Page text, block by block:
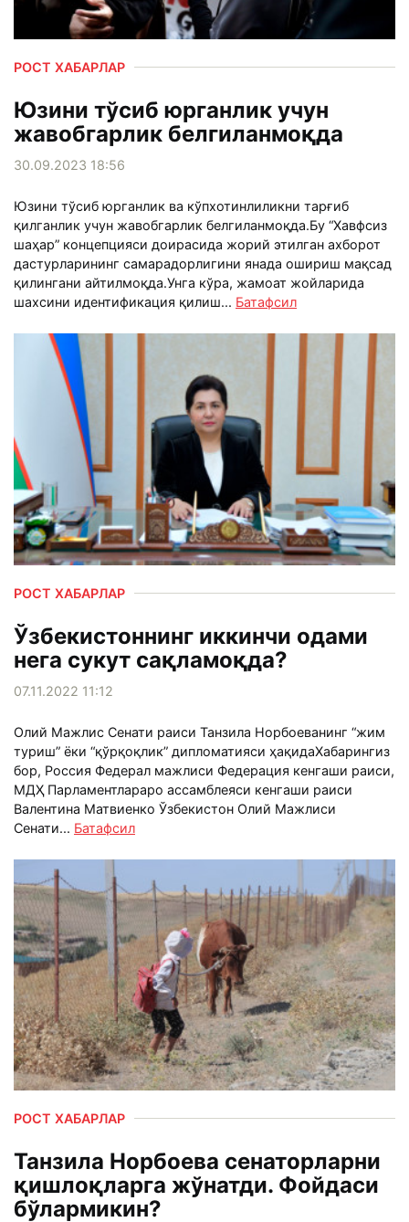
РОСТ ХАБАРЛАР
Юзини тўсиб юрганлик учун
жавобгарлик белгиланмоқда
30.09.2023 18:56
Юзини тўсиб юрганлик ва кўпхотинлиликни тарғиб
қилганлик учун жавобгарлик белгиланмоқда.Бу “Хавфсиз
шаҳар” концепцияси доирасида жорий этилган ахборот
дастурларининг самарадорлигини янада ошириш мақсад
қилингани айтилмоқда.Унга кўра, жамоат жойларида
шахсини идентификация қилиш... Батафсил
РОСТ ХАБАРЛАР
Ўзбекистоннинг иккинчи одами
нега сукут сақламоқда?
07.11.2022 11:12
Олий Мажлис Сенати раиси Танзила Норбоеванинг “жим
туриш” ёки “қўрқоқлик” дипломатияси ҳақидаХабарингиз
бор, Россия Федерал мажлиси Федерация кенгаши раиси,
МДҲ Парламентлараро ассамблеяси кенгаши раиси
Валентина Матвиенко Ўзбекистон Олий Мажлиси
Сенати... Батафсил
РОСТ ХАБАРЛАР
Танзила Норбоева сенаторларни
қишлоқларга жўнатди. Фойдаси
бўлармикин?